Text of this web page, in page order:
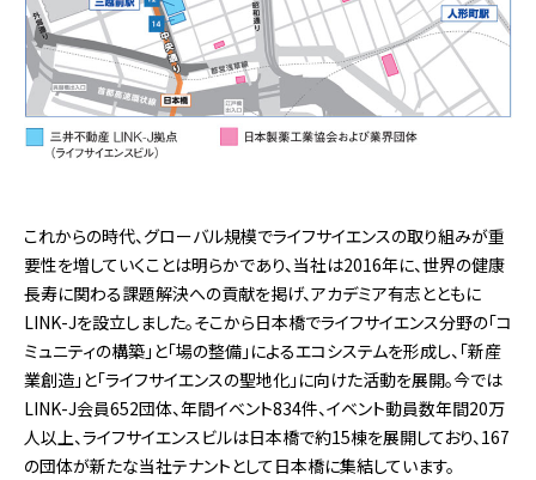
これからの時代、グローバル規模でライフサイエンスの取り組みが重
要性を増していくことは明らかであり、当社は2016年に、世界の健康
長寿に関わる課題解決への貢献を掲げ、アカデミア有志とともに
LINK-Jを設立しました。そこから日本橋でライフサイエンス分野の「コ
ミュニティの構築」と「場の整備」によるエコシステムを形成し、「新産
業創造」と「ライフサイエンスの聖地化」に向けた活動を展開。今では
LINK-J会員652団体、年間イベント834件、イベント動員数年間20万
人以上、ライフサイエンスビルは日本橋で約15棟を展開しており、167
の団体が新たな当社テナントとして日本橋に集結しています。